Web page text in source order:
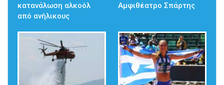
κατανάλωση αλκοόλ
από ανήλικους
Αμφιθέατρο Σπάρτης